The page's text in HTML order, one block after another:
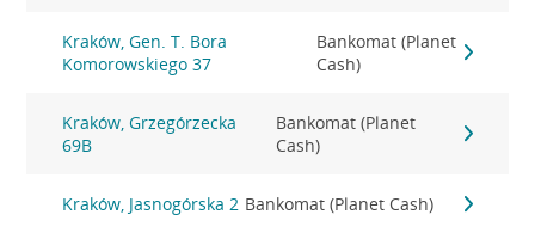
Kraków, Gen. T. Bora
Komorowskiego 37
Bankomat (Planet
Cash)
Kraków, Grzegórzecka
69B
Bankomat (Planet
Cash)
Kraków, Jasnogórska 2 Bankomat (Planet Cash)